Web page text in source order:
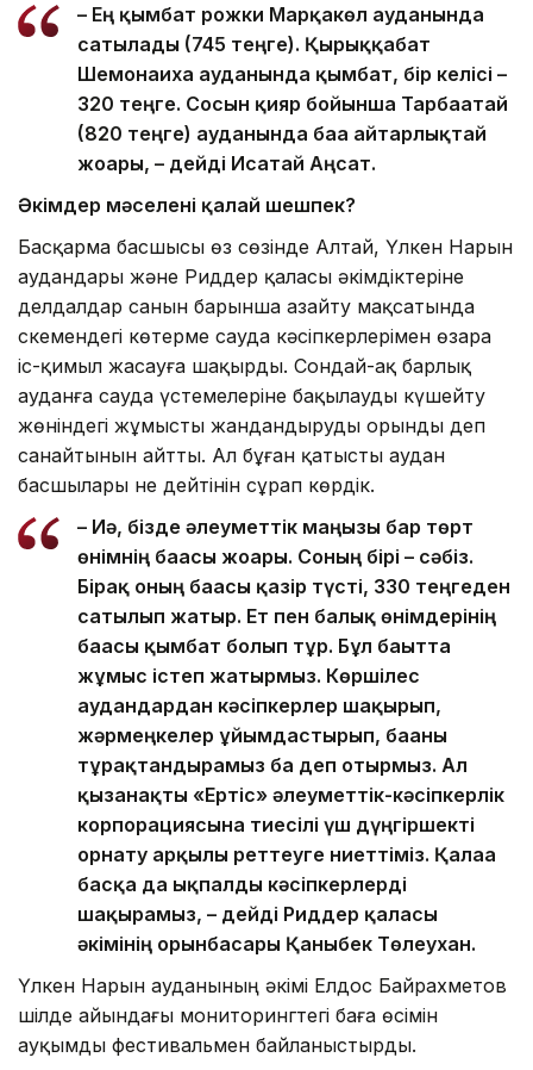
– Ең қымбат рожки Марқакөл ауданында
сатылады (745 теңге). Қырыққабат
Шемонаиха ауданында қымбат, бір келісі –
320 теңге. Сосын қияр бойынша Тарбағатай
(820 теңге) ауданында баға айтарлықтай
жоғары, – дейді Исатай Аңсат.
Әкімдер мәселені қалай шешпек?
Басқарма басшысы өз сөзінде Алтай, Үлкен Нарын
аудандары және Риддер қаласы әкімдіктеріне
делдалдар санын барынша азайту мақсатында
Өскемендегі көтерме сауда кәсіпкерлерімен өзара
іс-қимыл жасауға шақырды. Сондай-ақ барлық
ауданға сауда үстемелеріне бақылауды күшейту
жөніндегі жұмысты жандандыруды орынды деп
санайтынын айтты. Ал бұған қатысты аудан
басшылары не дейтінін сұрап көрдік.
– Иә, бізде әлеуметтік маңызы бар төрт
өнімнің бағасы жоғары. Соның бірі – сәбіз.
Бірақ оның бағасы қазір түсті, 330 теңгеден
сатылып жатыр. Ет пен балық өнімдерінің
бағасы қымбат болып тұр. Бұл бағытта
жұмыс істеп жатырмыз. Көршілес
аудандардан кәсіпкерлер шақырып,
жәрмеңкелер ұйымдастырып, бағаны
тұрақтандырамыз ба деп отырмыз. Ал
қызанақты «Ертіс» әлеуметтік-кәсіпкерлік
корпорациясына тиесілі үш дүңгіршекті
орнату арқылы реттеуге ниеттіміз. Қалаға
басқа да ықпалды кәсіпкерлерді
шақырамыз, – дейді Риддер қаласы
әкімінің орынбасары Қаныбек Төлеухан.
Үлкен Нарын ауданының әкімі Елдос Байрахметов
шілде айындағы мониторингтегі баға өсімін
ауқымды фестивальмен байланыстырды.